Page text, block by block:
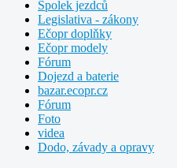
Spolek jezdců
Legislativa - zákony
Ečopr doplňky
Ečopr modely
Fórum
Dojezd a baterie
bazar.ecopr.cz
Fórum
Foto
videa
Dodo, závady a opravy